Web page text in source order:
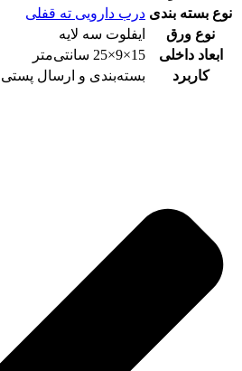
نوع بسته بندی درب دارویی ته قفلی
نوع ورق
ایفلوت سه لایه
ابعاد داخلی
15×9×25 سانتی‌متر
کاربرد
بسته‌بندی و ارسال پستی